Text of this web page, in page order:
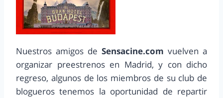
Nuestros amigos de Sensacine.com vuelven a
organizar preestrenos en Madrid, y con dicho
regreso, algunos de los miembros de su club de
blogueros tenemos la oportunidad de repartir